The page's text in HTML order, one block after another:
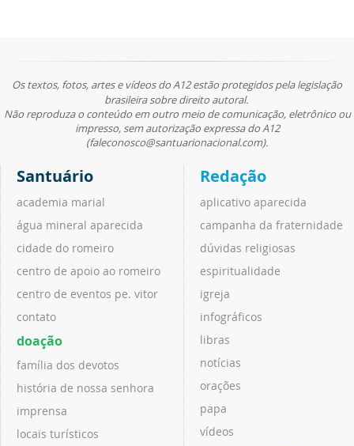
Os textos, fotos, artes e vídeos do A12 estão protegidos pela legislação
brasileira sobre direito autoral.
Não reproduza o conteúdo em outro meio de comunicação, eletrônico ou
impresso, sem autorização expressa do A12
(faleconosco@santuarionacional.com).
Santuário
academia marial
água mineral aparecida
cidade do romeiro
centro de apoio ao romeiro
centro de eventos pe. vitor
contato
doação
família dos devotos
história de nossa senhora
imprensa
locais turísticos
Redação
aplicativo aparecida
campanha da fraternidade
dúvidas religiosas
espiritualidade
igreja
infográficos
libras
notícias
orações
papa
vídeos